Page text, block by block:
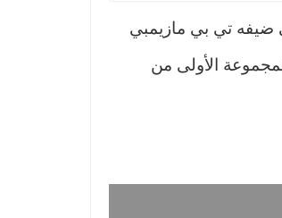
ضيفه تي بي مازيمبي
ضمن الجولة الخامسة للمجموعة الأولى من